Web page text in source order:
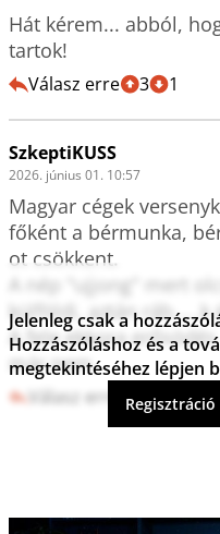
Hát kérem... abból,
tartok!
Válasz erre 3 1
SzkeptiKUSS
2026. június 01. 10:57
Magyar cégek
főként a bérmunka,
ot csökkent.
A nép "ujjong" mert
külföldi, aztán ráb.....k
A fele ekkora
már nem.
Válasz erre 5 0
Jelenleg csak a
Hozzászóláshoz és a
megtekintéséhez lépjen
Regisztráció